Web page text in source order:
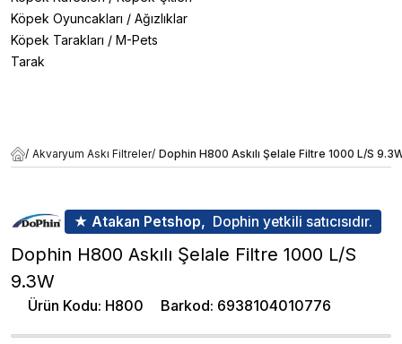
Köpek Oyuncakları / Ağızlıklar
Köpek Tarakları / M-Pets
Tarak
/ Akvaryum Askı Filtreler/ Dophin H800 Askılı Şelale Filtre 1000 L/S
★ Atakan Petshop, Dophin yetkili satıcısıdır.
Dophin H800 Askılı Şelale Filtre 1000 L/S
9.3W
Ürün Kodu: H800 Barkod: 6938104010776